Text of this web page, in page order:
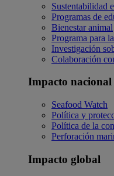
Sustentabilidad
Programas de
Bienestar animal
Programa para
Investigación
Colaboración
Impacto nacional
Seafood Watch
Política y
Política de la
Perforación
Impacto global